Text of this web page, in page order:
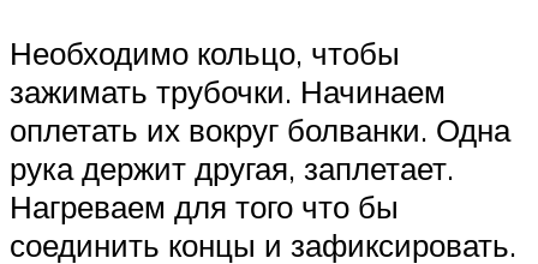
Необходимо кольцо, чтобы
зажимать трубочки. Начинаем
оплетать их вокруг болванки. Одна
рука держит другая, заплетает.
Нагреваем для того что бы
соединить концы и зафиксировать.